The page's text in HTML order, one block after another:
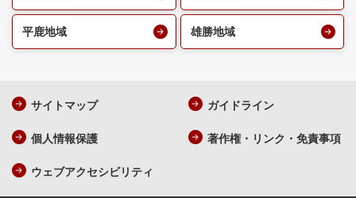
平鹿地域 雄勝地域
サイトマップ ガイドライン
個人情報保護 著作権・リンク・免責事項
ウェブアクセシビリティ